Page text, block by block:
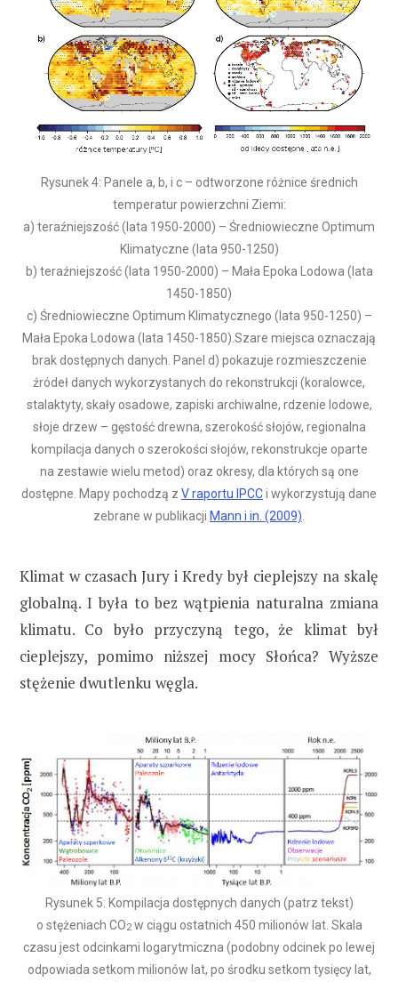
Rysunek 4: Panele a, b, i c – odtworzone różnice średnich
temperatur powierzchni Ziemi:
a) teraźniejszość (lata 1950-2000) – Średniowieczne Optimum
Klimatyczne (lata 950-1250)
b) teraźniejszość (lata 1950-2000) – Mała Epoka Lodowa (lata
1450-1850)
c) Średniowieczne Optimum Klimatycznego (lata 950-1250) –
Mała Epoka Lodowa (lata 1450-1850).Szare miejsca oznaczają
brak dostępnych danych. Panel d) pokazuje rozmieszczenie
źródeł danych wykorzystanych do rekonstrukcji (koralowce,
stalaktyty, skały osadowe, zapiski archiwalne, rdzenie lodowe,
słoje drzew – gęstość drewna, szerokość słojów, regionalna
kompilacja danych o szerokości słojów, rekonstrukcje oparte
na zestawie wielu metod) oraz okresy, dla których są one
dostępne. Mapy pochodzą z V raportu IPCCi wykorzystują dane
zebrane w publikacji Mann i in. (2009)
Klimat w czasach Jury i Kredy był cieplejszy na skalę
globalną. I była to bez wątpienia naturalna zmiana
klimatu. Co było przyczyną tego, że klimat był
cieplejszy, pomimo niższej mocy Słońca? Wyższe
stężenie dwutlenku węgla.
Rysunek 5: Kompilacja dostępnych danych (patrz tekst)
o stężeniach CO2w ciągu ostatnich 450 milionów lat. Skala
czasu jest odcinkami logarytmiczna (podobny odcinek po lewej
odpowiada setkom milionów lat, po środku setkom tysięcy lat,